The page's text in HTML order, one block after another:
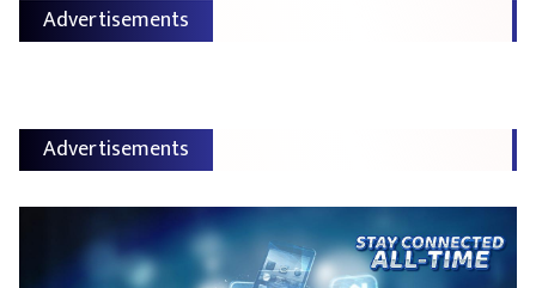
Advertisements
Advertisements